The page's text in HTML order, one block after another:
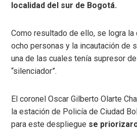
localidad del sur de Bogotá.
Como resultado de ello, se logra la
ocho personas y la incautación de
una de las cuales tenía supresor
“silenciador”.
El coronel Oscar Gilberto Olarte
la estación de Policía de Ciudad
para este despliegue se